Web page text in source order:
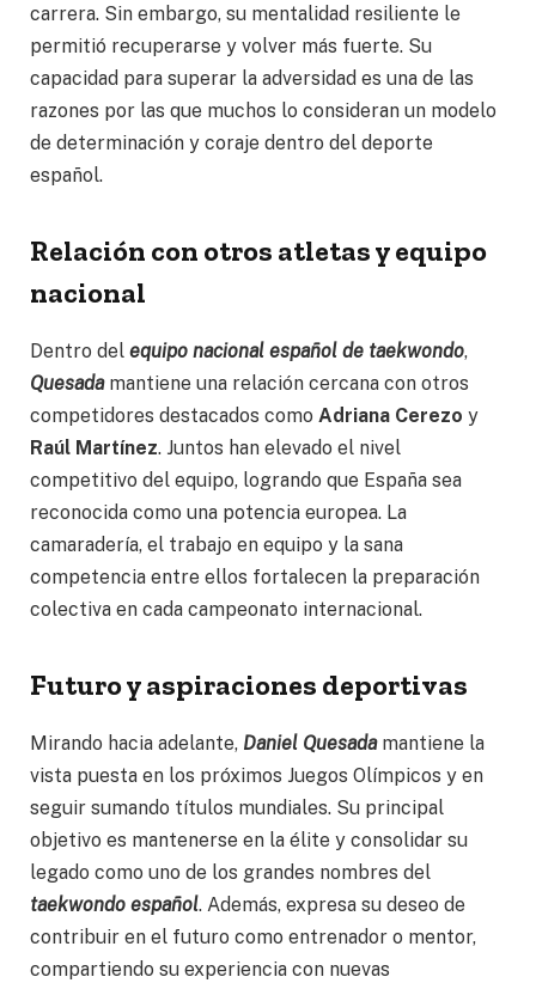
carrera. Sin embargo, su mentalidad resiliente le
permitió recuperarse y volver más fuerte. Su
capacidad para superar la adversidad es una de las
razones por las que muchos lo consideran un modelo
de determinación y coraje dentro del deporte
español.
Relación con otros atletas y equipo
nacional
Dentro del equipo nacional español de taekwondo,
Quesadamantiene una relación cercana con otros
competidores destacados como Adriana Cerezo y
Raúl Martínez. Juntos han elevado el nivel
competitivo del equipo, logrando que España sea
reconocida como una potencia europea. La
camaradería, el trabajo en equipo y la sana
competencia entre ellos fortalecen la preparación
colectiva en cada campeonato internacional.
Futuro y aspiraciones deportivas
Mirando hacia adelante, Daniel Quesadamantiene la
vista puesta en los próximos Juegos Olímpicos y en
seguir sumando títulos mundiales. Su principal
objetivo es mantenerse en la élite y consolidar su
legado como uno de los grandes nombres del
taekwondo español. Además, expresa su deseo de
contribuir en el futuro como entrenador o mentor,
compartiendo su experiencia con nuevas